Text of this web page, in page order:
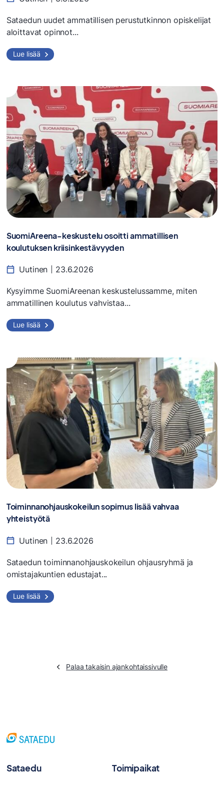
Sataedun uudet ammatillisen perustutkinnon opiskelijat
aloittavat opinnot...
Lue lisää
SuomiAreena-keskustelu osoitti ammatillisen
koulutuksen kriisinkestävyyden
Uutinen 23.6.2026
Kysyimme SuomiAreenan keskustelussamme, miten
ammatillinen koulutus vahvistaa...
Lue lisää
Toiminnanohjauskokeilun sopimus lisää vahvaa
yhteistyötä
Uutinen 23.6.2026
Sataedun toiminnanohjauskokeilun ohjausryhmä ja
omistajakuntien edustajat...
Lue lisää
Palaa takaisin ajankohtaissivulle
Sataedu Toimipaikat